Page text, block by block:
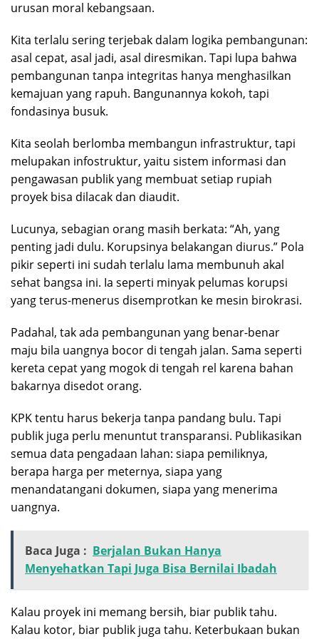
urusan moral kebangsaan.
Kita terlalu sering terjebak dalam logika pembangunan:
asal cepat, asal jadi, asal diresmikan. Tapi lupa bahwa
pembangunan tanpa integritas hanya menghasilkan
kemajuan yang rapuh. Bangunannya kokoh, tapi
fondasinya busuk.
Kita seolah berlomba membangun infrastruktur, tapi
melupakan infostruktur, yaitu sistem informasi dan
pengawasan publik yang membuat setiap rupiah
proyek bisa dilacak dan diaudit.
Lucunya, sebagian orang masih berkata: “Ah, yang
penting jadi dulu. Korupsinya belakangan diurus.” Pola
pikir seperti ini sudah terlalu lama membunuh akal
sehat bangsa ini. Ia seperti minyak pelumas korupsi
yang terus-menerus disemprotkan ke mesin birokrasi.
Padahal, tak ada pembangunan yang benar-benar
maju bila uangnya bocor di tengah jalan. Sama seperti
kereta cepat yang mogok di tengah rel karena bahan
bakarnya disedot orang.
KPK tentu harus bekerja tanpa pandang bulu. Tapi
publik juga perlu menuntut transparansi. Publikasikan
semua data pengadaan lahan: siapa pemiliknya,
berapa harga per meternya, siapa yang
menandatangani dokumen, siapa yang menerima
uangnya.
Baca Juga : Berjalan Bukan Hanya
Menyehatkan Tapi Juga Bisa Bernilai Ibadah
Kalau proyek ini memang bersih, biar publik tahu.
Kalau kotor, biar publik juga tahu. Keterbukaan bukan